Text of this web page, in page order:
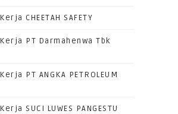
CHEETAH SAFETY
PT Darmahenwa Tbk
PT ANGKA PETROLEUM
SUCI LUWES PANGESTU